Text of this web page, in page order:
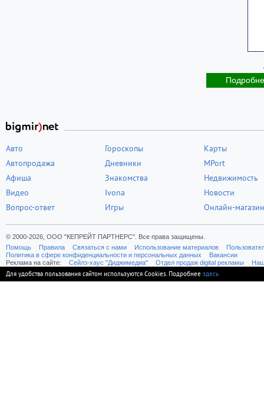
Авто
Автопродажа
Афиша
Видео
Вопрос-ответ
Гороскопы
Дневники
Знакомства
Ivona
Игры
Карты
MPort
Недвижимость
Новости
Онлайн-магазин
© 2000-2026, ООО "КЕПРЕЙТ ПАРТНЕРС". Все права защищены.
Помощь
Правила Связаться с нами Использование материалов
Политика в сфере конфиденциальности и персональных данных
Вакансии
Реклама на сайте:
Cейлз-хаус "Диджимедиа" Отдел продаж digital рекламы
Для удобства пользования сайтом используются Cookies. Подробнее здесь